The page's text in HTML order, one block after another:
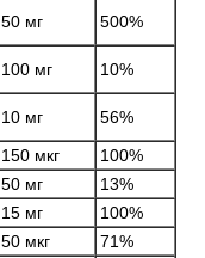
50 мг
500%
100 мг
10%
10 мг
56%
150 мкг
100%
50 мг
13%
15 мг
100%
50 мкг
71%